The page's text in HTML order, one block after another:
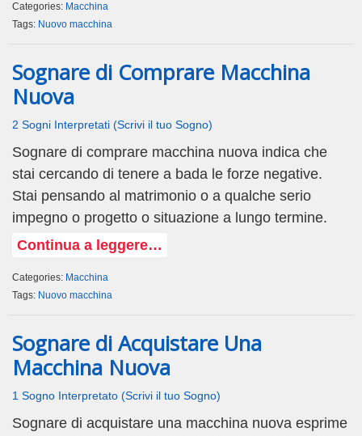
Categories: Macchina
Tags: Nuovo macchina
Sognare di Comprare Macchina
Nuova
2 Sogni Interpretati (Scrivi il tuo Sogno)
Sognare di comprare macchina nuova indica che
stai cercando di tenere a bada le forze negative.
Stai pensando al matrimonio o a qualche serio
impegno o progetto o situazione a lungo termine.
Continua a leggere…
Categories: Macchina
Tags: Nuovo macchina
Sognare di Acquistare Una
Macchina Nuova
1 Sogno Interpretato (Scrivi il tuo Sogno)
Sognare di acquistare una macchina nuova esprime